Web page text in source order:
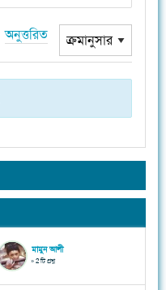
অনুত্তরিত
মামুন আলী
» 2 টি প্রশ্ন